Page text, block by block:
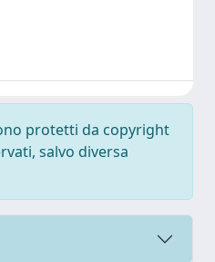
protetti da copyright
salvo diversa